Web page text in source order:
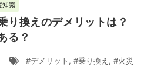
知識
り換えのデメリットは？
る？
#デメリット , #乗り換え , #火災